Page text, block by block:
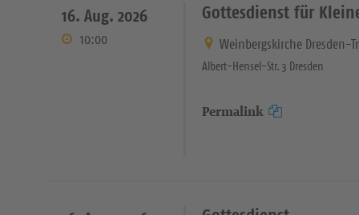
16. Aug. 2026
10:00
Gottesdienst für
Weinbergskirche Dresden-
Albert-Hensel-Str. 3 Dresden
Permalink